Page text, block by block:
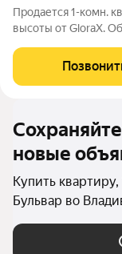
Продается 1-комн.
высоты от GloraX.
13,80 кв. м кухни.
квартиры:
новые
Купить
Бульвар во